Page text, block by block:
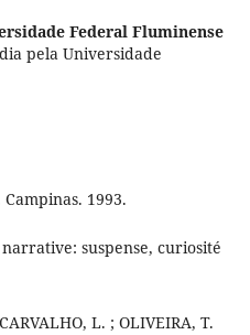
Federal Fluminense
pela Universidade
1993.
suspense, curiosité
L. ; OLIVEIRA, T.